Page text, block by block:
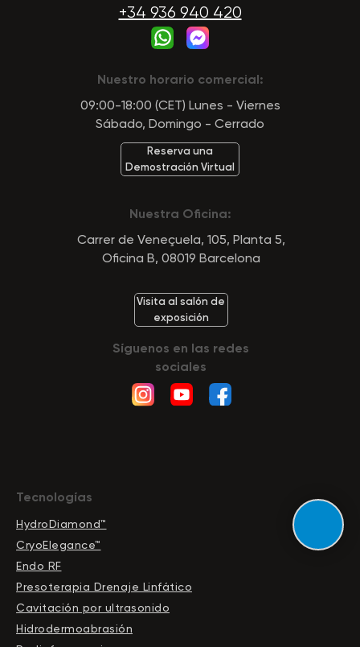
+34 936 940 420
Nuestro horario comercial:
09:00-18:00 (CET) Lunes - Viernes
Sábado, Domingo - Cerrado
Nuestra Oficina:
Carrer de Veneçuela, 105, Planta 5,
Oficina B, 08019 Barcelona
Reserva una
Demostración Virtual
Visita al salón de
exposición
Síguenos en las redes
sociales
Tecnologías
HydroDiamond™
CryoElegance™
Endo RF
Presoterapia Drenaje Linfático
Cavitación por ultrasonido
Hidrodermoabrasión